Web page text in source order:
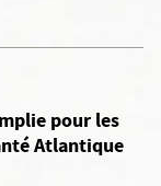
pour les
Atlantique